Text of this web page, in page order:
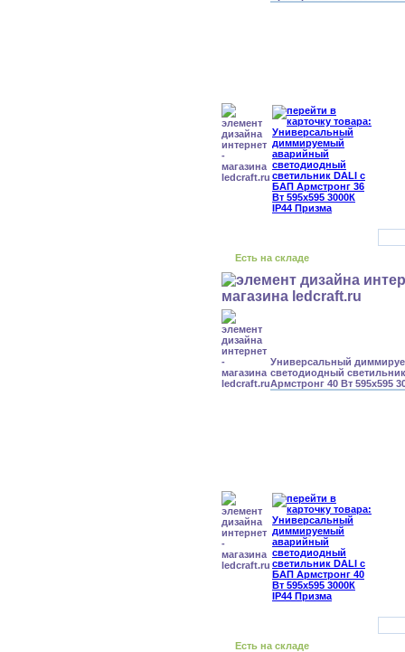
Есть на складе
Универсальный
светодиодный
Армстронг 40 Вт 595x595
Есть на складе